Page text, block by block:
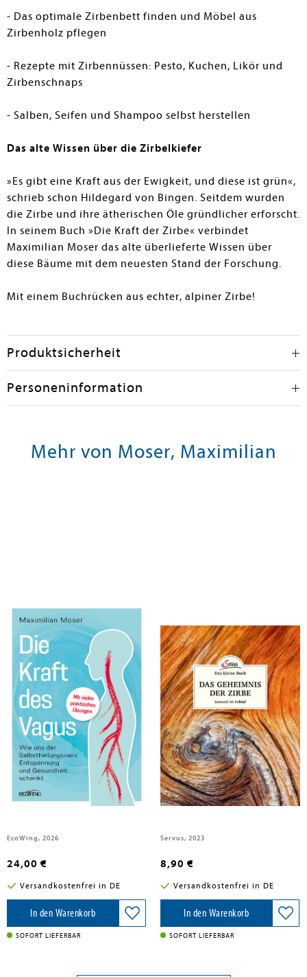
- Das optimale Zirbenbett finden und Möbel aus
Zirbenholz pflegen
- Rezepte mit Zirbennüssen: Pesto, Kuchen, Likör und
Zirbenschnaps
- Salben, Seifen und Shampoo selbst herstellen
Das alte Wissen über die Zirbelkiefer
»Es gibt eine Kraft aus der Ewigkeit, und diese ist grün«,
schrieb schon Hildegard von Bingen. Seitdem wurden
die Zirbe und ihre ätherischen Öle gründlicher erforscht.
In seinem Buch »Die Kraft der Zirbe« verbindet
Maximilian Moser das alte überlieferte Wissen über
diese Bäume mit dem neuesten Stand der Forschung.
Mit einem Buchrücken aus echter, alpiner Zirbe!
Produktsicherheit
Personeninformation
Mehr von Moser, Maximilian
Moser, Maximilian
Die heilende Kraft des Vagus
EcoWing, 2026
24,00 €
Versandkostenfrei in DE
In den Warenkorb
SOFORT LIEFERBAR
Moser, Maximilian
Das kleine Buch: Das Geheimnis
der Zirbe
Servus, 2023
8,90 €
Versandkostenfrei in DE
In den Warenkorb
SOFORT LIEFERBAR